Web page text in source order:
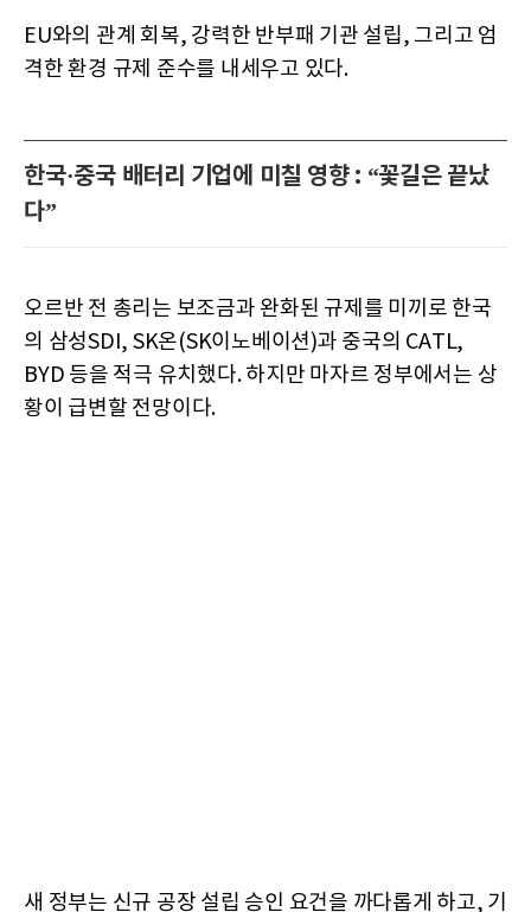
EU와의 관계 회복, 강력한 반부패 기관 설립, 그리고 엄
격한 환경 규제 준수를 내세우고 있다.
한국·중국 배터리 기업에 미칠 영향 : “꽃길은 끝났
다”
오르반 전 총리는 보조금과 완화된 규제를 미끼로 한국
의 삼성SDI, SK온(SK이노베이션)과 중국의 CATL,
BYD 등을 적극 유치했다. 하지만 마자르 정부에서는 상
황이 급변할 전망이다.
새 정부는 신규 공장 설립 승인 요건을 까다롭게 하고, 기